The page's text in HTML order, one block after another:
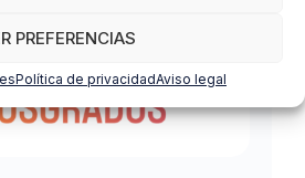
PREFERENCIAS
Política de privacidadAviso legal